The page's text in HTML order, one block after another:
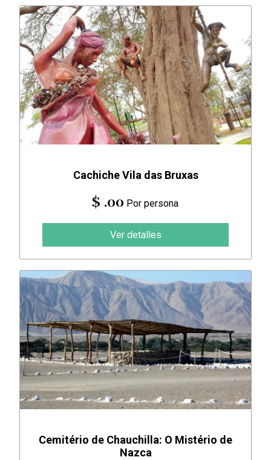
Cachiche Vila das Bruxas
$ .00 Por persona
Ver detalles
Cemitério de Chauchilla: O Mistério de
Nazca